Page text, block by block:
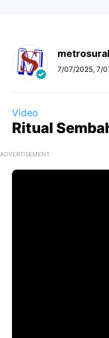
7/07/2025, 7/
Video
Ritual
ADVERTISEMENT